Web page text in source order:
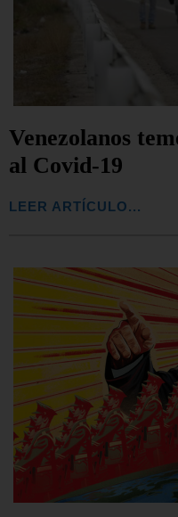
Venezolanos
al Covid-19
LEER ARTÍCULO...